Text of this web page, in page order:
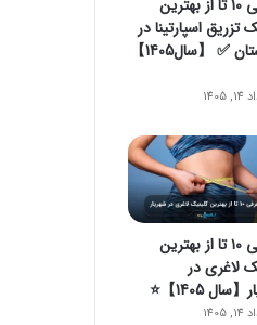
معرفی 10 تا از بهترین
تزریق اسپارتینا در
بهارستان ✅ 【سال1405】
معرفی ۱۰ تا از بهترین
لاغری در
سال 1405】⭐️